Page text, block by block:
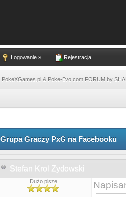
Logowanie » Rejestracja
PokeXGames.pl & Poke-Evo.com FORUM by
Grupa Graczy PxG na Facebooku
Stefan Krol Zydowski
Dużo pisze